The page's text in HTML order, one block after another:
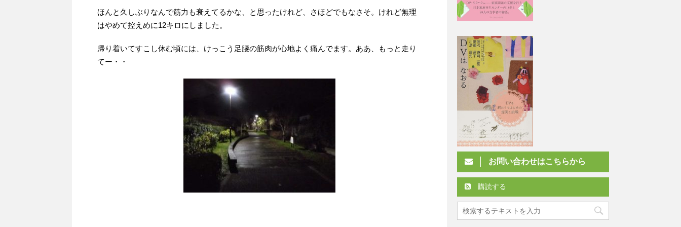
ほんと久しぶりなんで筋力も衰えてるかな、と思ったけれど、さほどでもなさそ。けれど無理
はやめて控えめに12キロにしました。
帰り着いてすこし休む頃には、けっこう足腰の筋肉が心地よく痛んでます。ああ、もっと走り
てー・・
お問い合わせはこちらから
購読する